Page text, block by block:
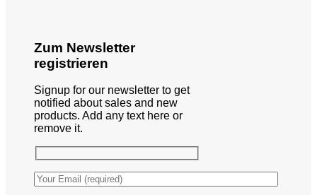
Zum Newsletter
registrieren
Signup for our newsletter to get
notified about sales and new
products. Add any text here or
remove it.